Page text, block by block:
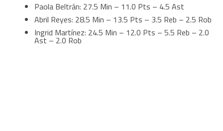
Paola Beltrán: 27.5 Min – 11.0 Pts – 4.5 Ast
Abril Reyes: 28.5 Min – 13.5 Pts – 3.5 Reb – 2.5 Rob
Ingrid Martínez: 24.5 Min – 12.0 Pts – 5.5 Reb – 2.0
Ast – 2.0 Rob